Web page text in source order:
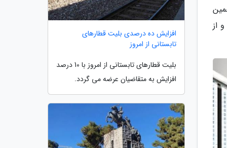
از
افزایش ده درصدی بلیت قطارهای
تابستانی از امروز
بلیت قطارهای تابستانی از امروز با 10 درصد
افزایش به متقاضیان عرضه می گردد.